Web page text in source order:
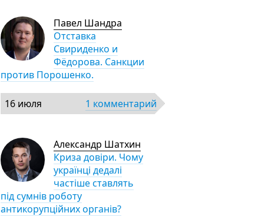
Павел Шандра
Отставка
Свириденко и
Фёдорова. Санкции
против Порошенко.
16 июля 1 комментарий
Александр Шатхин
Криза довіри. Чому
українці дедалі
частіше ставлять
під сумнів роботу
антикорупційних органів?